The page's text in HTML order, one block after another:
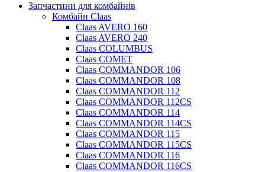
Запчастини для комбайнів
Комбайн Claas
Claas AVERO 160
Claas AVERO 240
Claas COLUMBUS
Claas COMET
Claas COMMANDOR 106
Claas COMMANDOR 108
Claas COMMANDOR 112
Claas COMMANDOR 112CS
Claas COMMANDOR 114
Claas COMMANDOR 114CS
Claas COMMANDOR 115
Claas COMMANDOR 115CS
Claas COMMANDOR 116
Claas COMMANDOR 116CS